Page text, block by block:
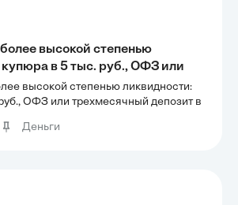
высокой степенью
в 5 тыс. руб., ОФЗ или
депозит в коммерческом
высокой степенью ликвидности:
ОФЗ или трехмесячный депозит в
Деньги